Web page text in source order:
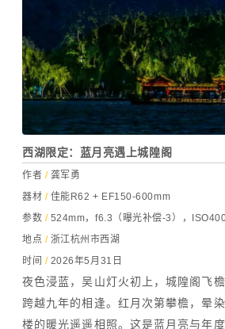
西湖限定：蓝月亮遇上城隍阁
作者 /龚军勇
器材 /佳能R62 + EF150-600mm
参数 / 524mm，f6.3（曝光补偿-3），
地点 /浙江杭州市西湖
时间 / 2026年5月31日
夜色浸蓝，吴山灯火初上，城隍阁飞
跨越九年的相逢。红月次第攀檐，晕
楼的暖光遥遥相照。这是蓝月亮与年